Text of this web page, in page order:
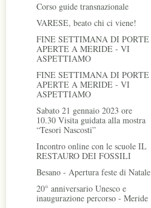
Corso guide transnazionale
VARESE, beato chi ci viene!
FINE SETTIMANA DI PORTE
APERTE A MERIDE - VI
ASPETTIAMO
FINE SETTIMANA DI PORTE
APERTE A MERIDE - VI
ASPETTIAMO
Sabato 21 gennaio 2023 ore
10.30 Visita guidata alla mostra
“Tesori Nascosti”
Incontro online con le scuole IL
RESTAURO DEI FOSSILI
Besano - Apertura feste di Natale
20° anniversario Unesco e
inaugurazione percorso - Meride